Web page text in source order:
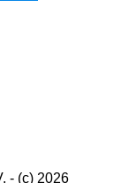
- (c) 2026